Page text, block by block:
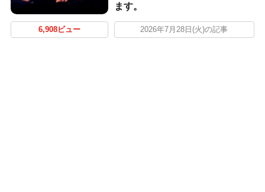
ます。
6,908ビュー 2026年7月28日(火)の記事